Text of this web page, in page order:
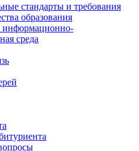
стандарты и требования
образования
информационно-
среда